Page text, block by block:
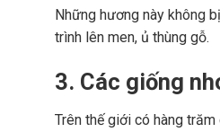
Những hương này không
trình lên men, ủ thùng gỗ.
3. Các giống
Trên thế giới có hàng